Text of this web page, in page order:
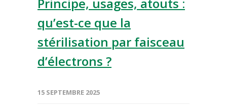
qu’est-ce que la
stérilisation par faisceau
d’électrons ?
15 SEPTEMBRE 2025